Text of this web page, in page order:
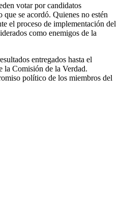
votar por candidatos
se acordó. Quienes no estén
el proceso de implementación del
como enemigos de la
entregados hasta el
la Comisión de la Verdad.
político de los miembros del